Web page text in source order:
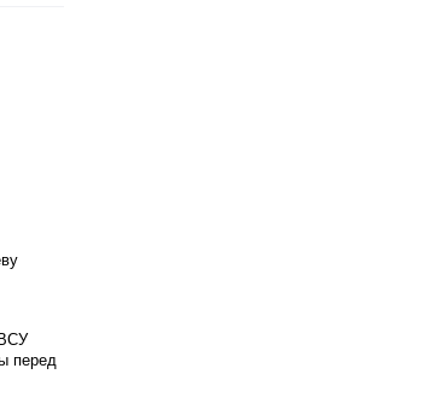
перед